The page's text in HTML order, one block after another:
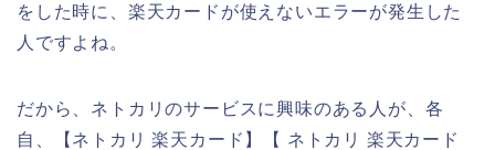
をした時に、楽天カードが使えないエラーが発生した
人ですよね。
だから、ネトカリのサービスに興味のある人が、各
自、【ネトカリ 楽天カード】【 ネトカリ 楽天カード